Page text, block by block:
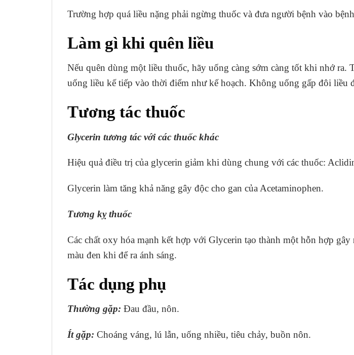
Trường hợp quá liều nặng phải ngừng thuốc và đưa người bệnh vào
Làm gì khi quên liều
Nếu quên dùng một liều thuốc, hãy uống càng sớm càng tốt khi nhớ
uống liều kế tiếp vào thời điểm như kế hoạch. Không uống gấp đôi liều
Tương tác thuốc
Glycerin tương tác với các thuốc khác
Hiệu quả điều trị của glycerin giảm khi dùng chung với các thuốc:
Glycerin làm tăng khả năng gây độc cho gan của Acetaminophen.
Tương kỵ thuốc
Các chất oxy hóa mạnh kết hợp với Glycerin tạo thành một hỗn hợp
màu đen khi để ra ánh sáng.
Tác dụng phụ
Thường gặp: Đau đầu, nôn.
Ít gặp: Choáng váng, lú lẫn, uống nhiều, tiêu chảy, buồn nôn.